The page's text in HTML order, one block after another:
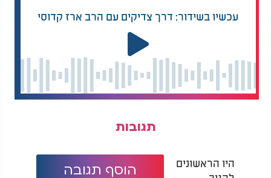
פריטים בעלי ערך רגשי או בגדים קלאסיים שמתאימים
למגוון מצבים, לא תמיד חייבים לעמוד בכלל הזה.
למי שמתקשה להיפרד מבגדים, אפשר לנסות פתרון
ביניים. להעביר את הפריטים לקופסה או שקית נפרדת
ולהניח אותם בצד למשך מספר חודשים. אם במהלך
התקופה לא היה בהם שימוש, יהיה קל יותר לקבל
החלטה.
אינם מתאימים במידה, פריטים פגומים שלא מתכוונים
תופסים מקום.
עכשיו בשידור: דרך צדיקים עם הרב ארז קדוסי
תגובות
היו הראשונים
הוסף תגובה